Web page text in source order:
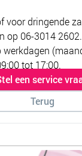
voor dringende
op 06-3014 2602
werkdagen
tot 17:00.
een service
Terug